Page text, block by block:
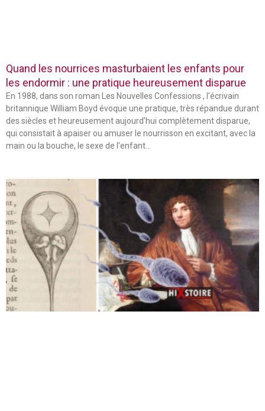
Quand les nourrices masturbaient les enfants pour
les endormir : une pratique heureusement disparue
En 1988, dans son roman Les Nouvelles Confessions , l’écrivain
britannique William Boyd évoque une pratique, très répandue durant
des siècles et heureusement aujourd’hui complètement disparue,
qui consistait à apaiser ou amuser le nourrisson en excitant, avec la
main ou la bouche, le sexe de l’enfant…